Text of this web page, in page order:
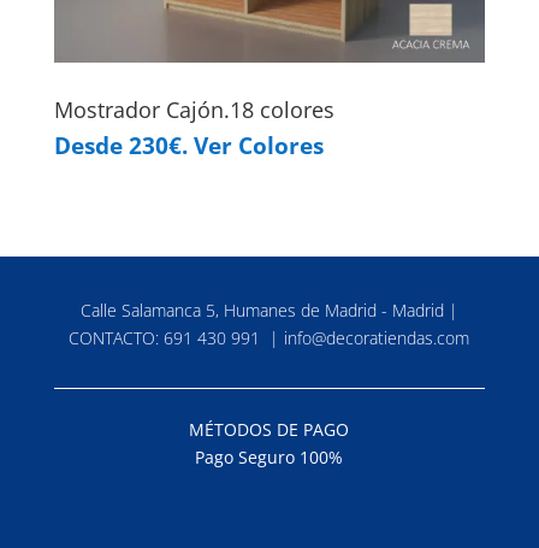
Mostrador Cajón.18 colores
Desde 230€. Ver Colores
Calle Salamanca 5, Humanes de Madrid - Madrid |
CONTACTO:691 430 991 | info@decoratiendas.com
MÉTODOS DE PAGO
Pago Seguro 100%